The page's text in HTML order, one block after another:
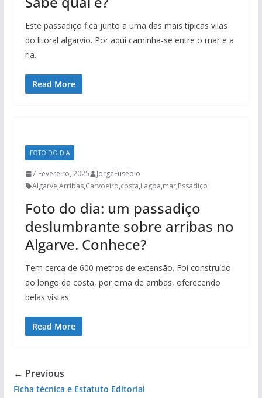
Este passadiço fica junto a uma das mais típicas vilas
do litoral algarvio. Por aqui caminha-se entre o mar e a
ria.
Read More
FOTO DO DIA
7 Fevereiro, 2025
JorgeEusebio
Algarve,Arribas,Carvoeiro,costa,Lagoa,mar,Pssadiço
Foto do dia: um passadiço
deslumbrante sobre arribas no
Algarve. Conhece?
Tem cerca de 600 metros de extensão. Foi construído
ao longo da costa, por cima de arribas, oferecendo
belas vistas.
Read More
← Previous
Ficha técnica e Estatuto Editorial